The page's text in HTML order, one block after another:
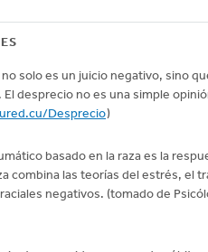
solo es un juicio negativo, sino
El desprecio no es una simple
Desprecio)
basado en la raza es la
combina las teorías del estrés, el
negativos. (tomado de